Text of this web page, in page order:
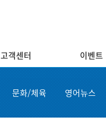
고객센터 이벤트
Order now
문화/체육 영어뉴스